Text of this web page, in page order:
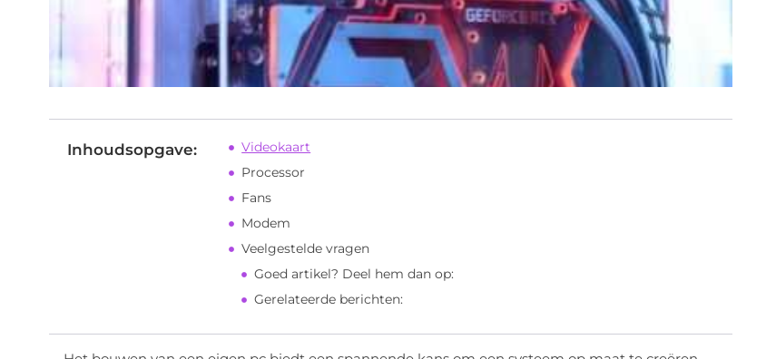
Inhoudsopgave:
Videokaart
Processor
Fans
Modem
Veelgestelde vragen
Goed artikel? Deel hem dan op:
Gerelateerde berichten: